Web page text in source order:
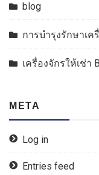
blog
การบำรุงรักษาเค
เครื่องจักรให้เช่า
META
Log in
Entries feed